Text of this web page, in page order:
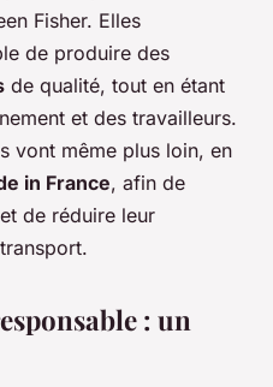
Fisher. Elles
de produire des
de qualité, tout en étant
et des travailleurs.
vont même plus loin, en
in France, afin de
de réduire leur
: un